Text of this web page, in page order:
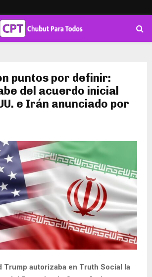
puntos por definir:
del acuerdo inicial
e Irán anunciado por
Trump autorizaba en Truth Social la